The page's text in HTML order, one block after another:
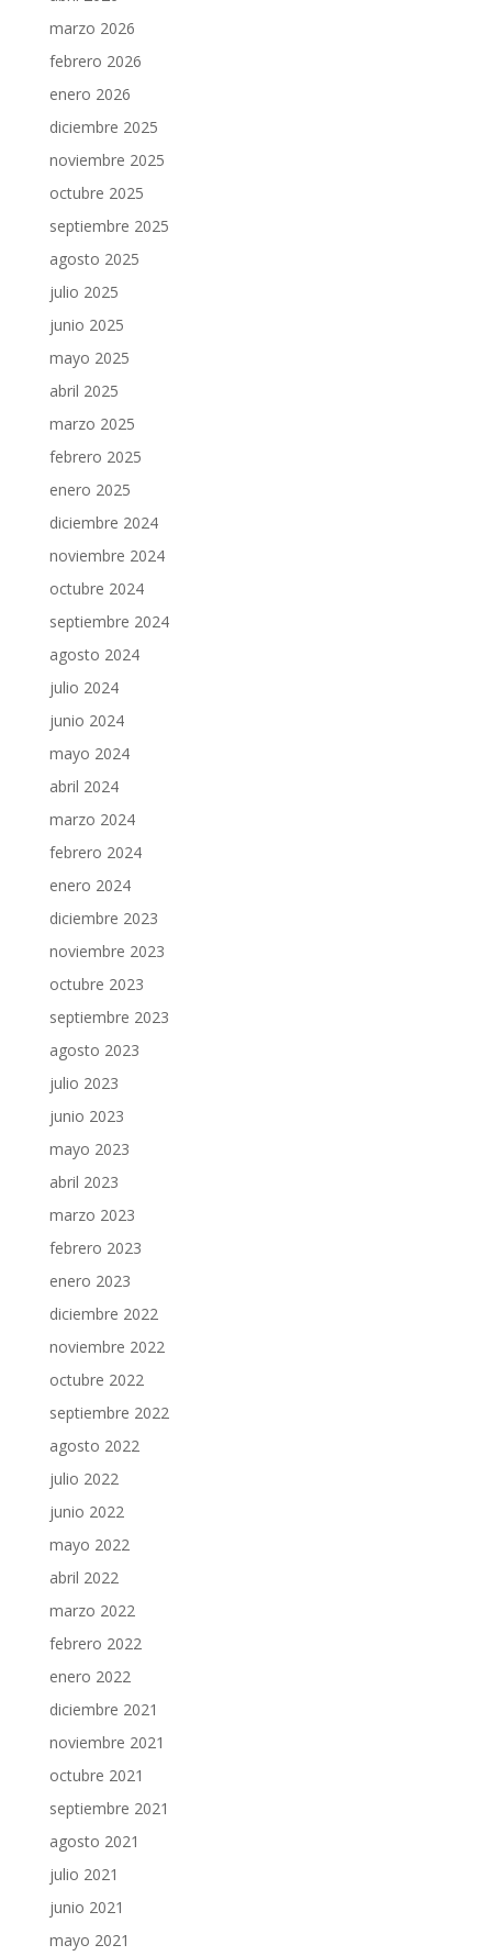
marzo 2026
febrero 2026
enero 2026
diciembre 2025
noviembre 2025
octubre 2025
septiembre 2025
agosto 2025
julio 2025
junio 2025
mayo 2025
abril 2025
marzo 2025
febrero 2025
enero 2025
diciembre 2024
noviembre 2024
octubre 2024
septiembre 2024
agosto 2024
julio 2024
junio 2024
mayo 2024
abril 2024
marzo 2024
febrero 2024
enero 2024
diciembre 2023
noviembre 2023
octubre 2023
septiembre 2023
agosto 2023
julio 2023
junio 2023
mayo 2023
abril 2023
marzo 2023
febrero 2023
enero 2023
diciembre 2022
noviembre 2022
octubre 2022
septiembre 2022
agosto 2022
julio 2022
junio 2022
mayo 2022
abril 2022
marzo 2022
febrero 2022
enero 2022
diciembre 2021
noviembre 2021
octubre 2021
septiembre 2021
agosto 2021
julio 2021
junio 2021
mayo 2021